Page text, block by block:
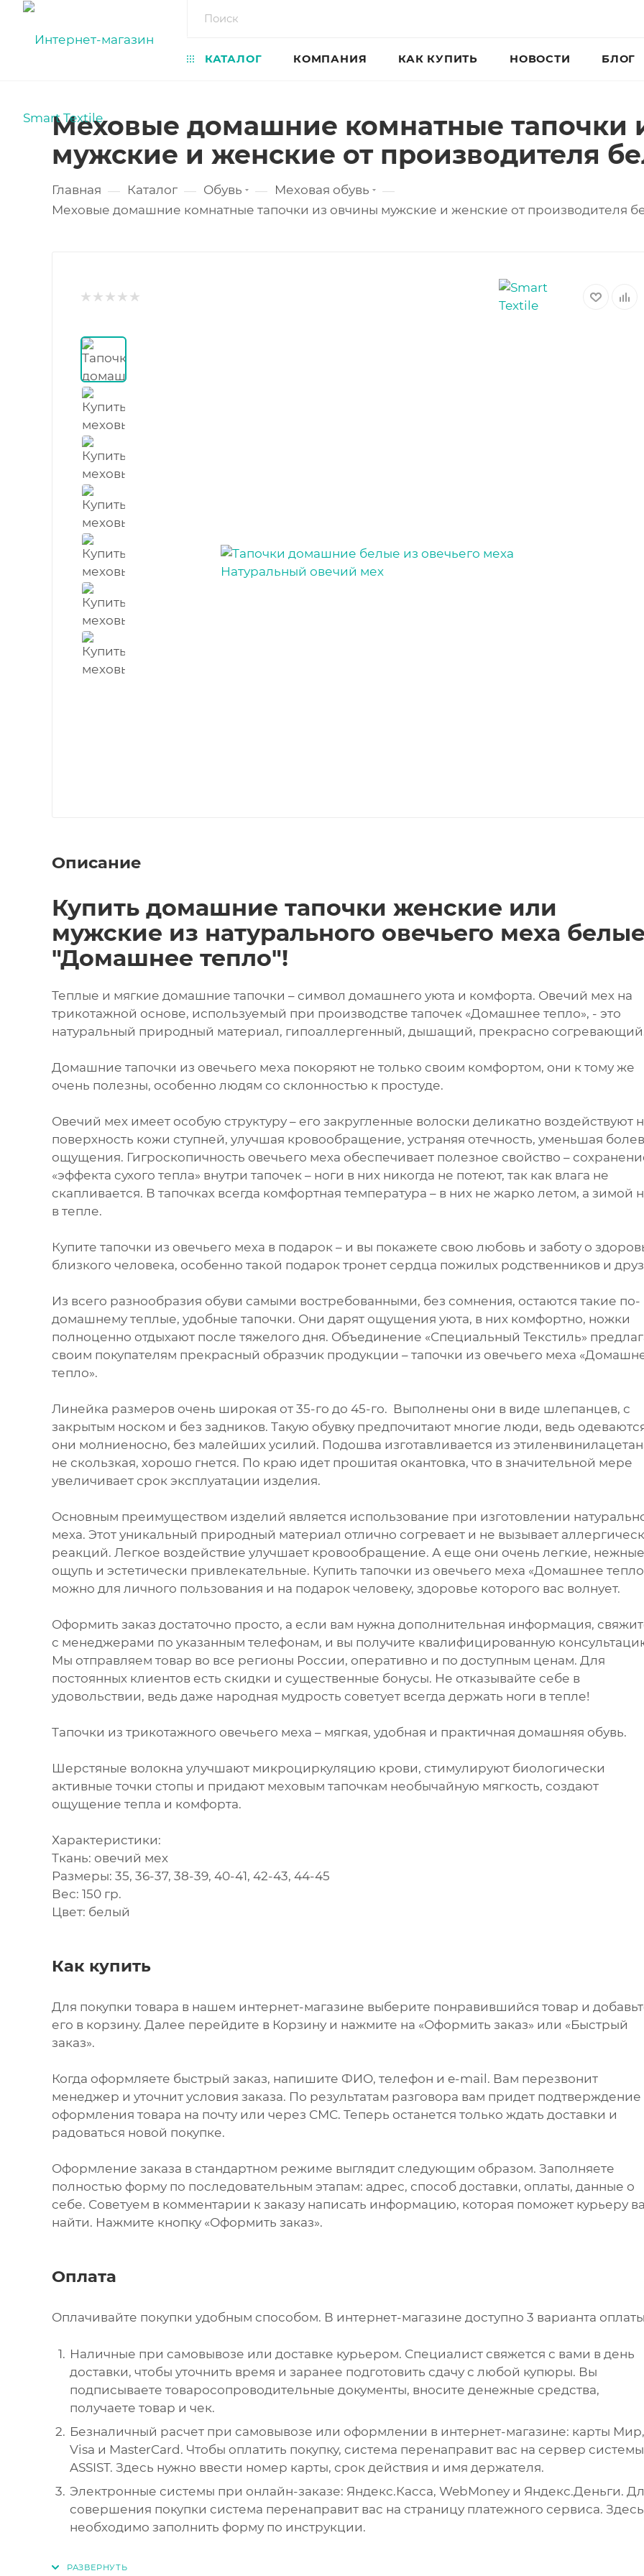
КАТАЛОГ КОМПАНИЯ КАК КУПИТЬ НОВОСТИ БЛОГ
Меховые домашние комнатные тапочки
мужские и женские от производителя
Главная — Каталог — Обувь — Меховая обувь
—
Меховые домашние комнатные тапочки из овчины мужские и женские от производителя
Описание
Купить домашние тапочки женские или
мужские из натурального овечьего меха
"Домашнее тепло"!
Теплые и мягкие домашние тапочки – символ домашнего уюта и комфорта. Овечий мех на
трикотажной основе, используемый при производстве тапочек «Домашнее тепло», - это
натуральный природный материал, гипоаллергенный, дышащий, прекрасно
Домашние тапочки из овечьего меха покоряют не только своим комфортом, они к тому же
очень полезны, особенно людям со склонностью к простуде.
Овечий мех имеет особую структуру – его закругленные волоски деликатно воздействуют
поверхность кожи ступней, улучшая кровообращение, устраняя отечность, уменьшая
ощущения. Гигроскопичность овечьего меха обеспечивает полезное свойство –
«эффекта сухого тепла» внутри тапочек – ноги в них никогда не потеют, так как влага не
скапливается. В тапочках всегда комфортная температура – в них не жарко летом, а зимой
в тепле.
Купите тапочки из овечьего меха в подарок – и вы покажете свою любовь и заботу о
близкого человека, особенно такой подарок тронет сердца пожилых родственников и
Из всего разнообразия обуви самыми востребованными, без сомнения, остаются такие по-
домашнему теплые, удобные тапочки. Они дарят ощущения уюта, в них комфортно, ножки
полноценно отдыхают после тяжелого дня. Объединение «Специальный Текстиль»
своим покупателям прекрасный образчик продукции – тапочки из овечьего меха
тепло».
Линейка размеров очень широкая от 35-го до 45-го. Выполнены они в виде шлепанцев, с
закрытым носком и без задников. Такую обувку предпочитают многие люди, ведь
они молниеносно, без малейших усилий. Подошва изготавливается из
не скользкая, хорошо гнется. По краю идет прошитая окантовка, что в значительной мере
увеличивает срок эксплуатации изделия.
Основным преимуществом изделий является использование при изготовлении
меха. Этот уникальный природный материал отлично согревает и не вызывает
реакций. Легкое воздействие улучшает кровообращение. А еще они очень легкие,
ощупь и эстетически привлекательные. Купить тапочки из овечьего меха «Домашнее
можно для личного пользования и на подарок человеку, здоровье которого вас волнует.
Оформить заказ достаточно просто, а если вам нужна дополнительная информация,
с менеджерами по указанным телефонам, и вы получите квалифицированную
Мы отправляем товар во все регионы России, оперативно и по доступным ценам. Для
постоянных клиентов есть скидки и существенные бонусы. Не отказывайте себе в
удовольствии, ведь даже народная мудрость советует всегда держать ноги в тепле!
Тапочки из трикотажного овечьего меха – мягкая, удобная и практичная домашняя обувь.
Шерстяные волокна улучшают микроциркуляцию крови, стимулируют биологически
активные точки стопы и придают меховым тапочкам необычайную мягкость, создают
ощущение тепла и комфорта.
Характеристики:
Ткань: овечий мех
Размеры: 35, 36-37, 38-39, 40-41, 42-43, 44-45
Вес: 150 гр.
Цвет: белый
Как купить
Для покупки товара в нашем интернет-магазине выберите понравившийся товар и
его в корзину. Далее перейдите в Корзину и нажмите на «Оформить заказ» или «Быстрый
заказ».
Когда оформляете быстрый заказ, напишите ФИО, телефон и e-mail. Вам перезвонит
менеджер и уточнит условия заказа. По результатам разговора вам придет подтверждение
оформления товара на почту или через СМС. Теперь останется только ждать доставки и
радоваться новой покупке.
Оформление заказа в стандартном режиме выглядит следующим образом. Заполняете
полностью форму по последовательным этапам: адрес, способ доставки, оплаты, данные о
себе. Советуем в комментарии к заказу написать информацию, которая поможет курьеру
найти. Нажмите кнопку «Оформить заказ».
Оплата
Оплачивайте покупки удобным способом. В интернет-магазине доступно 3 варианта
Наличные при самовывозе или доставке курьером. Специалист свяжется с вами в день
доставки, чтобы уточнить время и заранее подготовить сдачу с любой купюры. Вы
подписываете товаросопроводительные документы, вносите денежные средства,
получаете товар и чек.
Безналичный расчет при самовывозе или оформлении в интернет-магазине: карты Мир,
Visa и MasterCard. Чтобы оплатить покупку, система перенаправит вас на сервер системы
ASSIST. Здесь нужно ввести номер карты, срок действия и имя держателя.
Электронные системы при онлайн-заказе: Яндекс.Касса, WebMoney и Яндекс.Деньги.
совершения покупки система перенаправит вас на страницу платежного сервиса. Здесь
необходимо заполнить форму по инструкции.